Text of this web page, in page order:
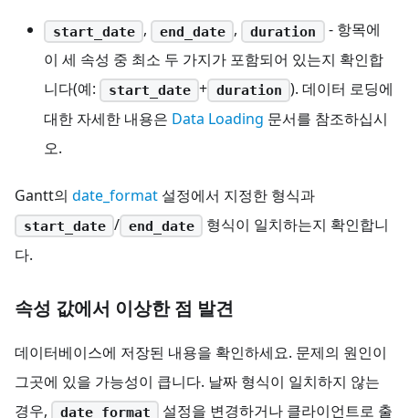
start_date , end_date , duration - 항목에
이 세 속성 중 최소 두 가지가 포함되어 있는지 확인합
니다(예:
start_date + duration ). 데이터 로딩에
대한 자세한 내용은 Data Loading 문서를 참조하십시
오.
Gantt의 date_format 설정에서 지정한 형식과
start_date / end_date
형식이 일치하는지 확인합니
다.
속성 값에서 이상한 점 발견
데이터베이스에 저장된 내용을 확인하세요. 문제의 원인이
그곳에 있을 가능성이 큽니다. 날짜 형식이 일치하지 않는
경우,
date_format
설정을 변경하거나 클라이언트로 출